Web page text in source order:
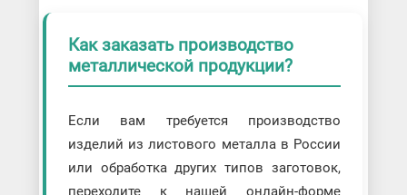
Как заказать производство
металлической продукции?
Если вам требуется производство
изделий из листового металла в России
или обработка других типов заготовок,
переходите к нашей онлайн-форме